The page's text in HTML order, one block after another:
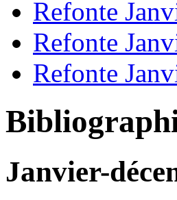
Refonte
Refonte
Refonte
Janvier-